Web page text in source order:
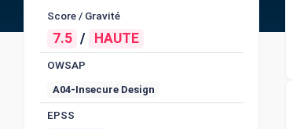
Score / Gravité
7.5 / HAUTE
OWSAP
A04-Insecure Design
EPSS